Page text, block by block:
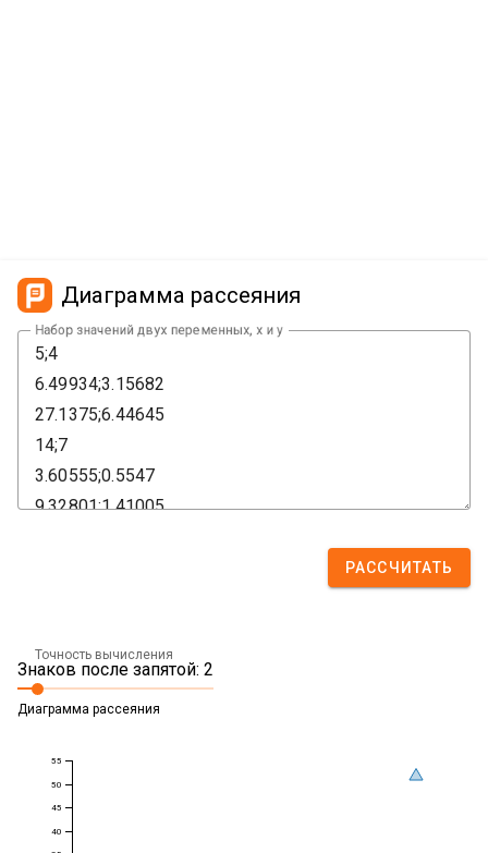
Диаграмма рассеяния
Набор значений двух переменных, x и у
РАССЧИТАТЬ
Точность вычисления
Знаков после запятой: 2
Диаграмма рассеяния
40
45
50
55